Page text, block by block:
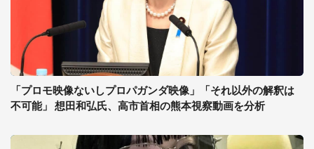
「プロモ映像ないしプロパガンダ映像」「それ以外の解釈は
不可能」 想田和弘氏、高市首相の熊本視察動画を分析